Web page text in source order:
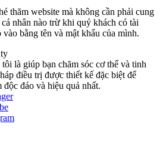
thăm website mà không cần phải cung
nhân nào trừ khi quý khách có tài
vào bằng tên và mật khẩu của mình.
là giúp bạn chăm sóc cơ thể và tinh
điều trị được thiết kế đặc biệt để
đáo và hiệu quả nhất.